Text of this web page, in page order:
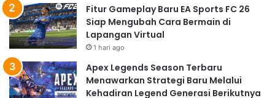
Fitur Gameplay Baru EA Sports FC 26
Siap Mengubah Cara Bermain di
Lapangan Virtual
1 hari ago
Apex Legends Season Terbaru
Menawarkan Strategi Baru Melalui
Kehadiran Legend Generasi Berikutnya